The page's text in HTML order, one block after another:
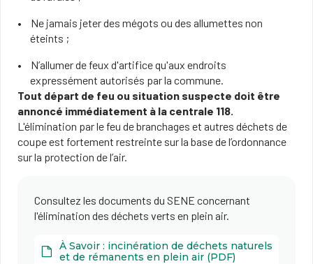
Ne jamais jeter des mégots ou des allumettes non
éteints ;
N’allumer de feux d'artifice qu'aux endroits
expressément autorisés par la commune.
Tout départ de feu ou situation suspecte doit être
annoncé immédiatement à la centrale 118.
L'élimination par le feu de branchages et autres déchets de
coupe est fortement restreinte sur la base de l’ordonnance
sur la protection de l’air.
Consultez les documents du SENE concernant
l'élimination des déchets verts en plein air.
À Savoir : incinération de déchets naturels
et de rémanents en plein air (PDF)